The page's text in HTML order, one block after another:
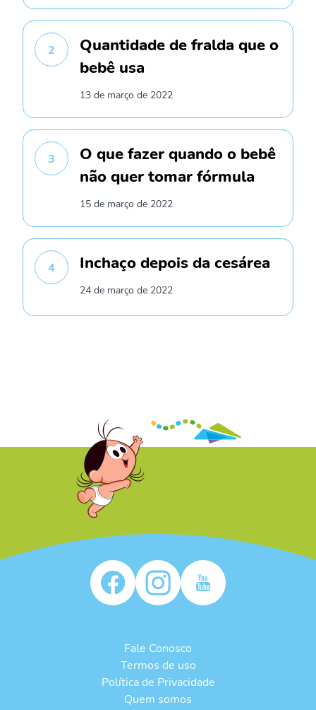
2
Quantidade de fralda que o
bebê usa
13 de março de 2022
3
O que fazer quando o bebê
não quer tomar fórmula
15 de março de 2022
4 Inchaço depois da cesárea
24 de março de 2022
Fale Conosco
Termos de uso
Política de Privacidade
Quem somos